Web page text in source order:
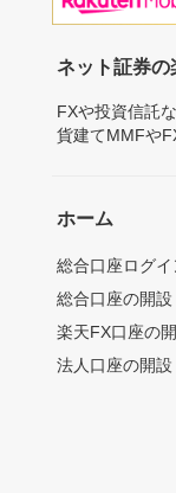
ネット証券の
FXや投資信託
貨建てMMFや
ホーム
総合口座ログイ
総合口座の開設
楽天FX口座の
法人口座の開設